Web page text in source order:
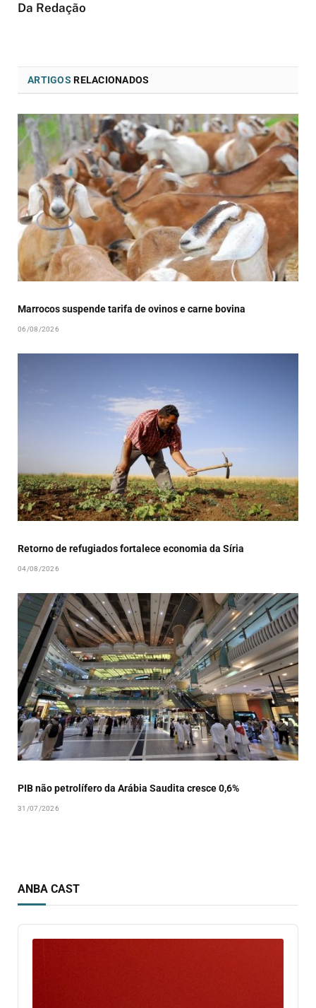
Da Redação
ARTIGOS RELACIONADOS
Marrocos suspende tarifa de ovinos e carne bovina
06/08/2026
Retorno de refugiados fortalece economia da Síria
04/08/2026
PIB não petrolífero da Arábia Saudita cresce 0,6%
31/07/2026
ANBA CAST
Audio
Player